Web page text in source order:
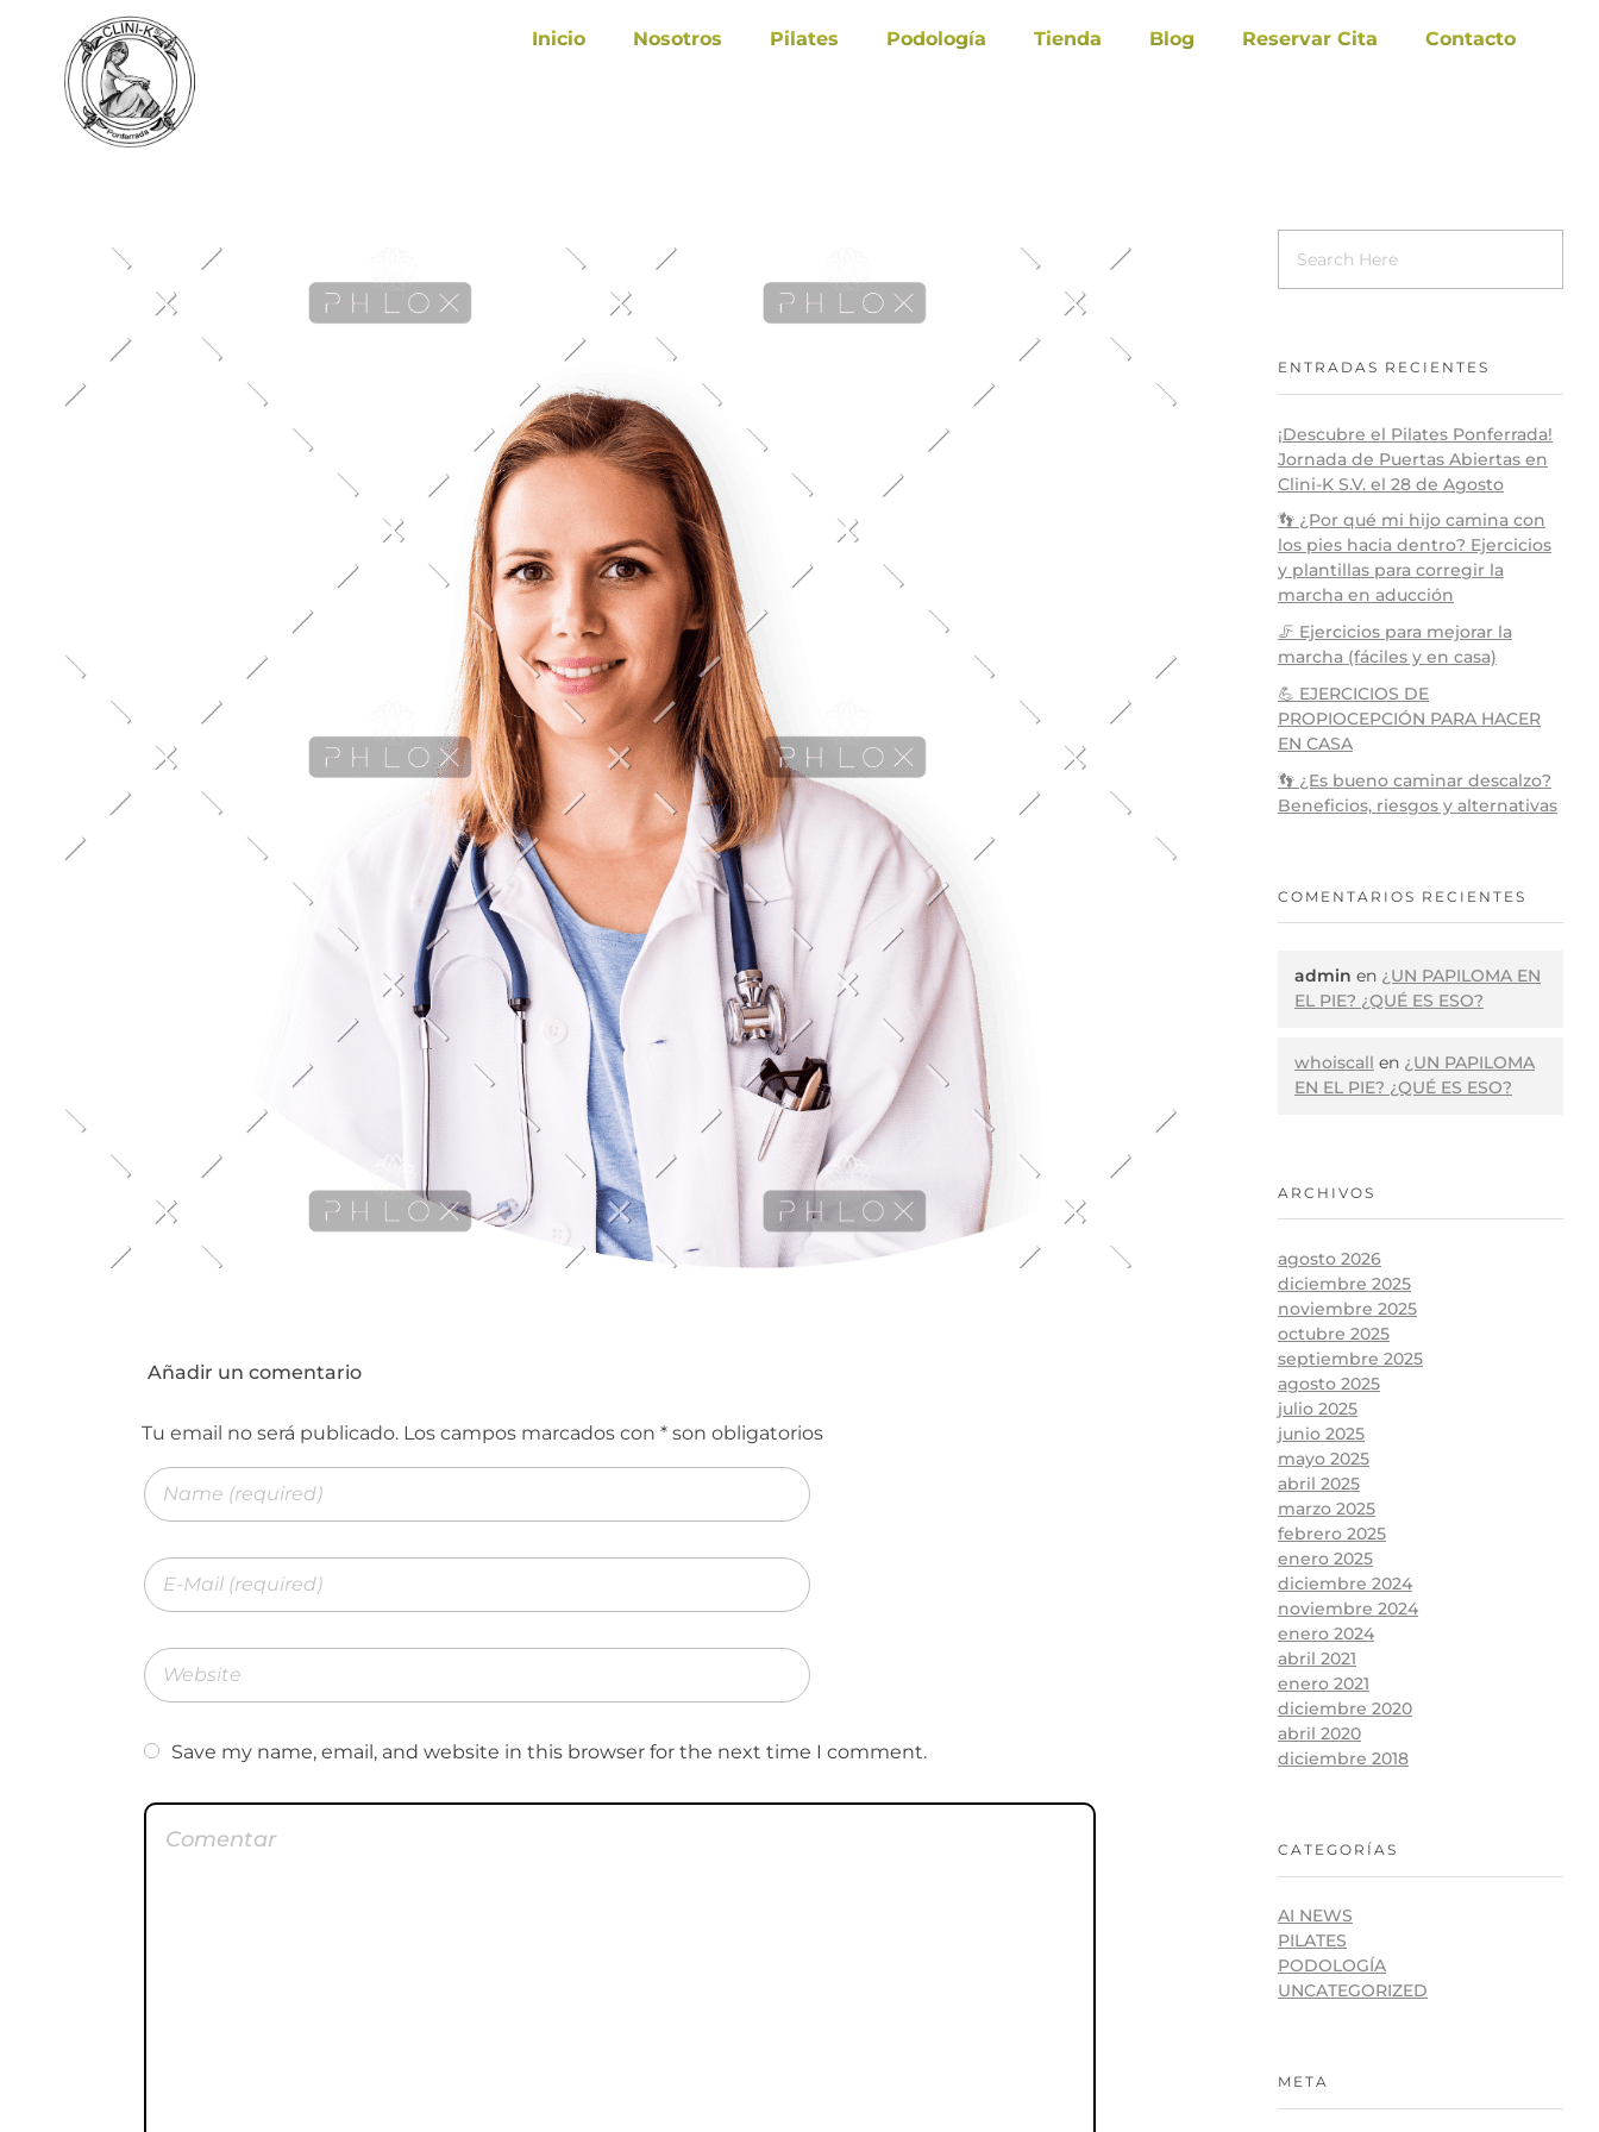
Inicio Nosotros Pilates Podología Tienda Blog Reservar Cita Contacto
Save my name, email, and website in this browser for the next time I comment.
ENTRADAS RECIENTES
¡Descubre el Pilates Ponferrada!
Jornada de Puertas Abiertas en
Clini-K S.V. el 28 de Agosto
👣 ¿Por qué mi hijo camina con
los pies hacia dentro? Ejercicios
y plantillas para corregir la
marcha en aducción
🦵 Ejercicios para mejorar la
marcha (fáciles y en casa)
💪 EJERCICIOS DE
PROPIOCEPCIÓN PARA HACER
EN CASA
👣 ¿Es bueno caminar descalzo?
Beneficios, riesgos y alternativas
COMENTARIOS RECIENTES
admin en ¿UN PAPILOMA EN
EL PIE? ¿QUÉ ES ESO?
whoiscall en ¿UN PAPILOMA
EN EL PIE? ¿QUÉ ES ESO?
ARCHIVOS
agosto 2026
diciembre 2025
noviembre 2025
octubre 2025
septiembre 2025
agosto 2025
julio 2025
junio 2025
mayo 2025
abril 2025
marzo 2025
febrero 2025
enero 2025
diciembre 2024
noviembre 2024
enero 2024
abril 2021
enero 2021
diciembre 2020
abril 2020
diciembre 2018
CATEGORÍAS
AI NEWS
PILATES
PODOLOGÍA
UNCATEGORIZED
META